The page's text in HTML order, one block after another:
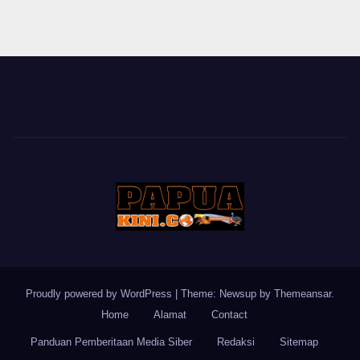
Proudly powered by WordPress Theme: Newsup by Themeansar.
Home
Alamat Contact
Panduan Pemberitaan Media Siber Redaksi Sitemap